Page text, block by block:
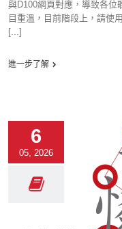
與D100網頁對應，導致各位
目重溫，目前階段上，請使
[...]
進一步了解
6
05, 2026